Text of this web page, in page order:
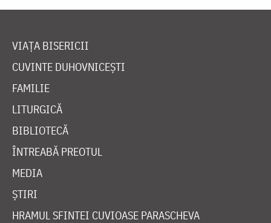
VIAȚA BISERICII
CUVINTE DUHOVNICEȘTI
FAMILIE
LITURGICĂ
BIBLIOTECĂ
ÎNTREABĂ PREOTUL
MEDIA
ȘTIRI
HRAMUL SFINTEI CUVIOASE PARASCHEVA